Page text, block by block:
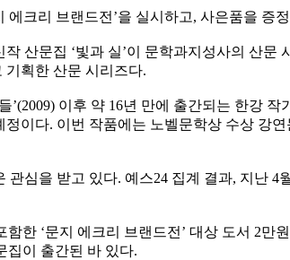
에크리 브랜드전’을 실시하고, 사은품을 증
산문집 ‘빛과 실’이 문학과지성사의 산문
기획한 산문 시리즈다.
’(2009) 이후 약 16년 만에 출간되는 한강
이다. 이번 작품에는 노벨문학상 수상 강
심을 받고 있다. 예스24 집계 결과, 지난 4
한 ‘문지 에크리 브랜드전’ 대상 도서 2
집이 출간된 바 있다.